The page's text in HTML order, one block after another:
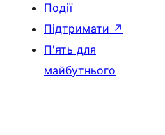
Події
Підтримати ↗
П'ять для
майбутнього